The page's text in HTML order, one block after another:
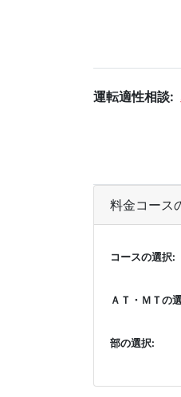
運転適性相談:
料金コース
コースの選択:
ＡＴ・ＭＴの
部の選択: